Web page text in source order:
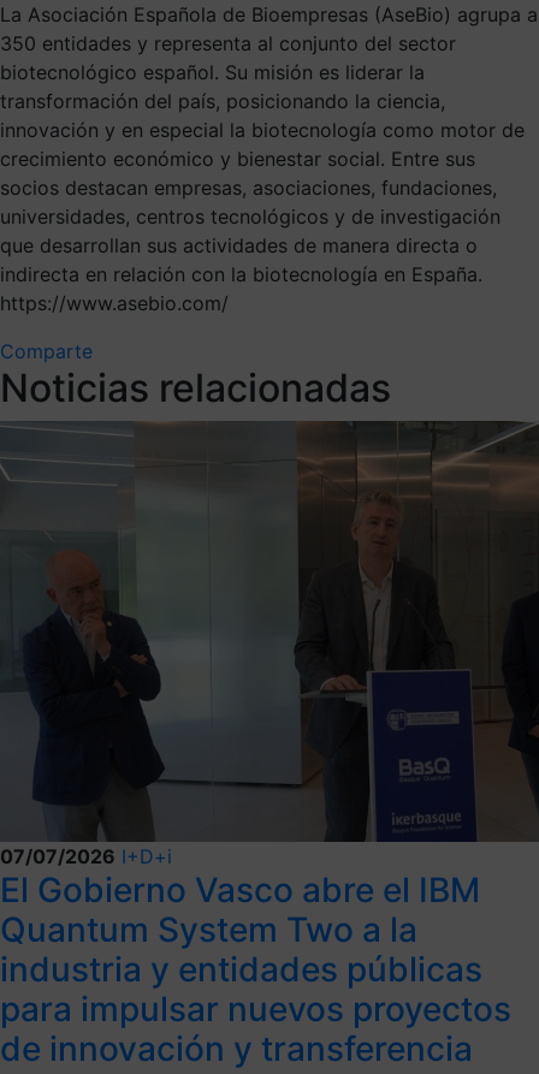
La Asociación Española de Bioempresas (AseBio) agrupa a
350 entidades y representa al conjunto del sector
biotecnológico español. Su misión es liderar la
transformación del país, posicionando la ciencia,
innovación y en especial la biotecnología como motor de
crecimiento económico y bienestar social. Entre sus
socios destacan empresas, asociaciones, fundaciones,
universidades, centros tecnológicos y de investigación
que desarrollan sus actividades de manera directa o
indirecta en relación con la biotecnología en España.
https://www.asebio.com/
Comparte
Noticias relacionadas
07/07/2026 I+D+i
El Gobierno Vasco abre el IBM
Quantum System Two a la
industria y entidades públicas
para impulsar nuevos proyectos
de innovación y transferencia